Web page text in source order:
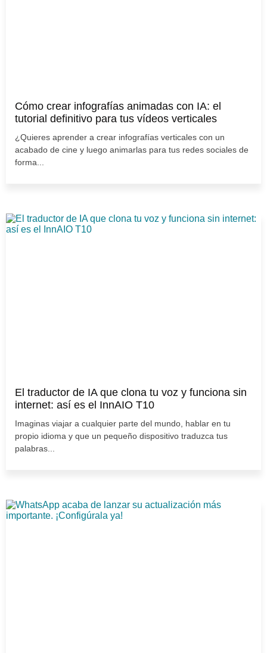
Cómo crear infografías animadas con IA: el
tutorial definitivo para tus vídeos verticales
¿Quieres aprender a crear infografías verticales con un
acabado de cine y luego animarlas para tus redes sociales de
forma...
El traductor de IA que clona tu voz y funciona sin
internet: así es el InnAIO T10
Imaginas viajar a cualquier parte del mundo, hablar en tu
propio idioma y que un pequeño dispositivo traduzca tus
palabras...